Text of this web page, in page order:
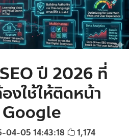
ปี 2026 ที่
งใช้ให้ติดหน้า
05 14:43:18 1,174